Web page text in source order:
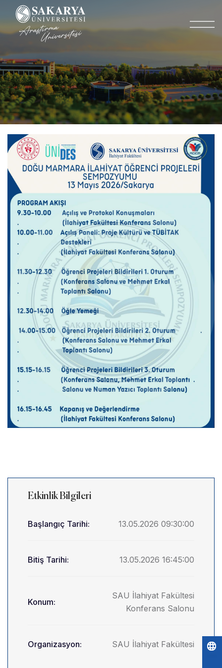
Etkinlik Bilgileri
Başlangıç Tarihi: 13.05.2026 09:30:00
Bitiş Tarihi: 13.05.2026 16:45:00
Konum:
SAU İlahiyat Fakültesi
Konferans Salonu
Organizasyon: SAU İlahiyat Fakültesi